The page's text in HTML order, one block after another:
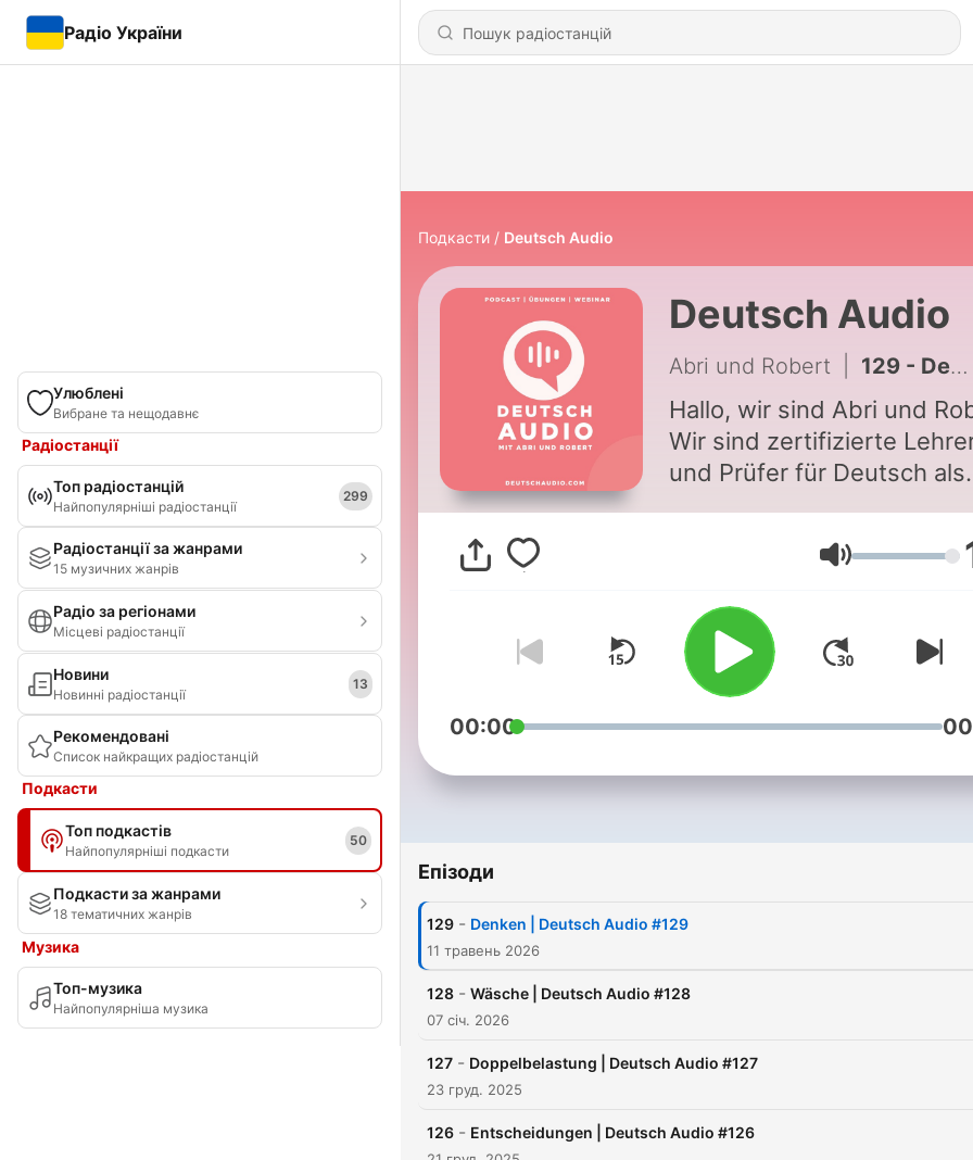
Радіо України
Улюблені
Вибране та нещодавнє
Радіостанції
Топ радіостанцій
Найпопулярніші радіостанції
299
Радіостанції за жанрами
15 музичних жанрів
Радіо за регіонами
Місцеві радіостанції
Новини
Новинні радіостанції
13
Рекомендовані
Список найкращих радіостанцій
Подкасти
Топ подкастів
Найпопулярніші подкасти
50
Подкасти за жанрами
18 тематичних жанрів
Музика
Топ-музика
Найпопулярніша музика
Подкасти Deutsch Audio
Deutsch Audio
Abri und Robert 129 - Denken | Deutsch Audio #129
Hallo, wir sind Abri und
Wir sind zertifizierte
und Prüfer für Deutsch als
Jahren Erfahrung auf allen
Niveaustufen. Wir
möchten dir mit unserem
Podcast helfen, Deutsch zu
lernen.Unseren Deutsch-
Audio-Podcast kannst du
und verbesserst so
Als Mitglied/Patreon
dem du zusätzlich dein
Außerdem bekommst du zu
Übungen zu Grammatik,
Гучність
00:00
Епізоди
129 - Denken | Deutsch Audio #129
11 травень 2026
128 - Wäsche | Deutsch Audio #128
07 січ. 2026
127 - Doppelbelastung | Deutsch Audio #127
23 груд. 2025
126 - Entscheidungen | Deutsch Audio #126